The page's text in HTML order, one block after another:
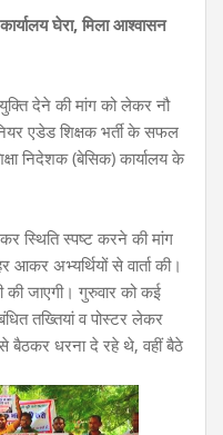
घेरा, मिला आश्वासन
देने की मांग को लेकर नौ
एडेड शिक्षक भर्ती के सफल
निदेशक (बेसिक) कार्यालय के
स्थिति स्पष्ट करने की मांग
अभ्यर्थियों से वार्ता की।
की जाएगी। गुरुवार को कई
तख्तियां व पोस्टर लेकर
बैठकर धरना दे रहे थे, वहीं बैठे